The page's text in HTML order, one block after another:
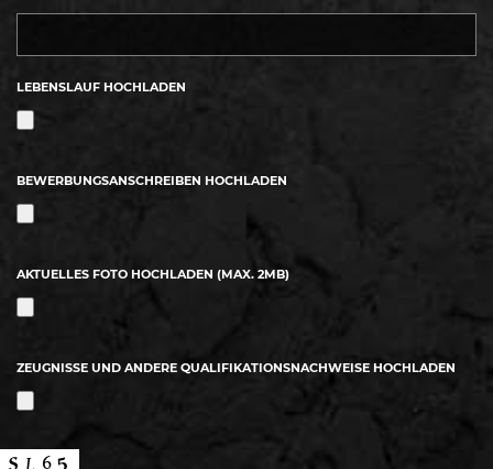
LEBENSLAUF HOCHLADEN
BEWERBUNGSANSCHREIBEN HOCHLADEN
AKTUELLES FOTO HOCHLADEN (MAX. 2MB)
ZEUGNISSE UND ANDERE QUALIFIKATIONSNACHWEISE HOCHLADEN